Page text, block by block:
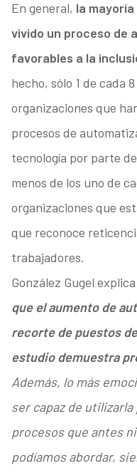
En general, la
vivido un proceso de
favorables a la
hecho, sólo 1 de cada
organizaciones que
procesos de
tecnología por parte
menos de los uno de
organizaciones que
que reconoce
trabajadores.
González Gugel explica
que el aumento de
recorte de puestos
estudio demuestra
Además, lo más
ser capaz de
procesos que antes
podíamos abordar,